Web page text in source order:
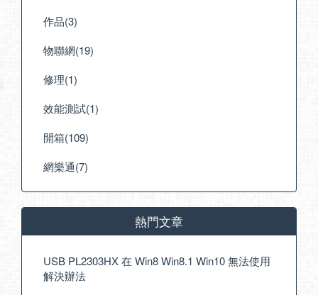
作品(3)
物聯網(19)
修理(1)
效能測試(1)
開箱(109)
網樂通(7)
熱門文章
USB PL2303HX 在 Win8 Win8.1 Win10 無法使用
解決辦法